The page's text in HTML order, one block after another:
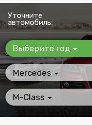
Уточните
автомобиль:
Выберите год
Mercedes
M-Class